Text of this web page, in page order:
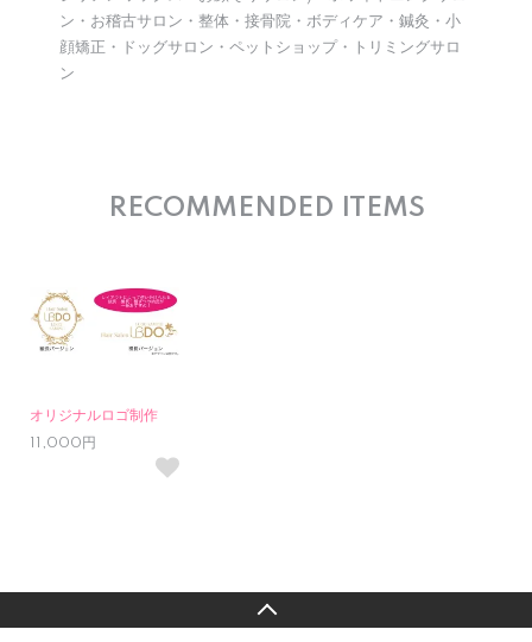
ン・お稽古サロン・整体・接骨院・ボディケア・鍼灸・小
顔矯正・ドッグサロン・ペットショップ・トリミングサロ
ン
RECOMMENDED ITEMS
オリジナルロゴ制作
11,000円